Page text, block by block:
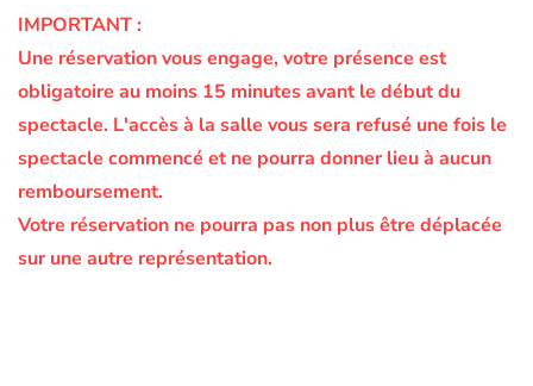
IMPORTANT :
Une réservation vous engage, votre présence est
obligatoire au moins 15 minutes avant le début du
spectacle. L'accès à la salle vous sera refusé une fois le
spectacle commencé et ne pourra donner lieu à aucun
remboursement.
Votre réservation ne pourra pas non plus être déplacée
sur une autre représentation.